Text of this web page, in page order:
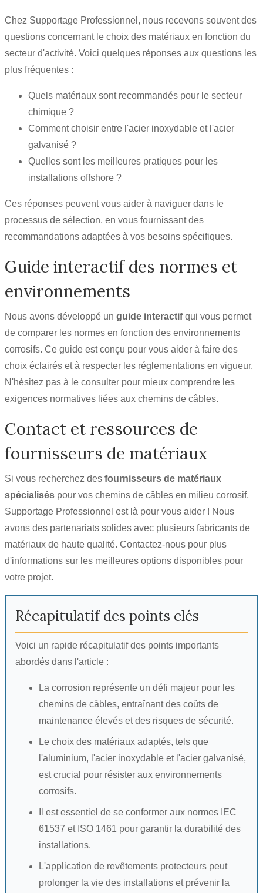
Chez Supportage Professionnel, nous recevons souvent des
questions concernant le choix des matériaux en fonction du
secteur d'activité. Voici quelques réponses aux questions les
plus fréquentes :
Quels matériaux sont recommandés pour le secteur
chimique ?
Comment choisir entre l'acier inoxydable et l'acier
galvanisé ?
Quelles sont les meilleures pratiques pour les
installations offshore ?
Ces réponses peuvent vous aider à naviguer dans le
processus de sélection, en vous fournissant des
recommandations adaptées à vos besoins spécifiques.
Guide interactif des normes et
environnements
Nous avons développé un guide interactifqui vous permet
de comparer les normes en fonction des environnements
corrosifs. Ce guide est conçu pour vous aider à faire des
choix éclairés et à respecter les réglementations en vigueur.
N'hésitez pas à le consulter pour mieux comprendre les
exigences normatives liées aux chemins de câbles.
Contact et ressources de
fournisseurs de matériaux
Si vous recherchez des fournisseurs de matériaux
spécialisés pour vos chemins de câbles en milieu corrosif,
Supportage Professionnel est là pour vous aider ! Nous
avons des partenariats solides avec plusieurs fabricants de
matériaux de haute qualité. Contactez-nous pour plus
d'informations sur les meilleures options disponibles pour
votre projet.
Récapitulatif des points clés
Voici un rapide récapitulatif des points importants
abordés dans l'article :
La corrosion représente un défi majeur pour les
chemins de câbles, entraînant des coûts de
maintenance élevés et des risques de sécurité.
Le choix des matériaux adaptés, tels que
l'aluminium, l'acier inoxydable et l'acier galvanisé,
est crucial pour résister aux environnements
corrosifs.
Il est essentiel de se conformer aux normes IEC
61537 et ISO 1461 pour garantir la durabilité des
installations.
L'application de revêtements protecteurs peut
prolonger la vie des installations et prévenir la